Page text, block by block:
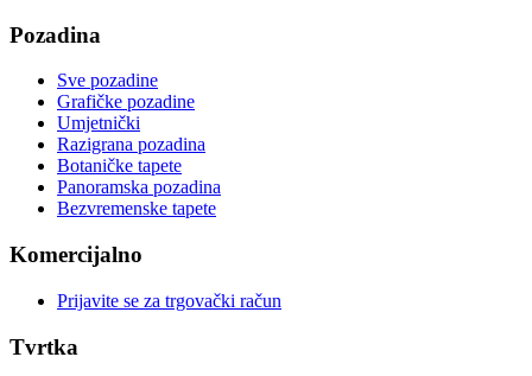
Pozadina
Sve pozadine
Grafičke pozadine
Umjetnički
Razigrana pozadina
Botaničke tapete
Panoramska pozadina
Bezvremenske tapete
Komercijalno
Prijavite se za trgovački račun
Tvrtka